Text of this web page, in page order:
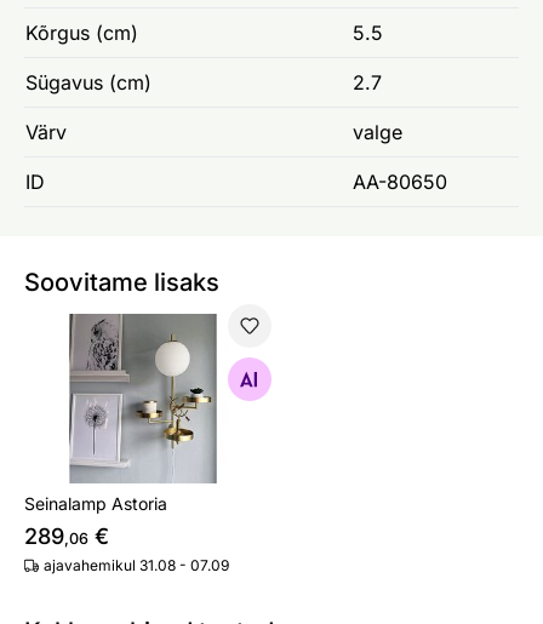
Kõrgus (cm) 5.5
Sügavus (cm) 2.7
Värv valge
ID AA-80650
Soovitame lisaks
Seinalamp Astoria
Otsi sarnaseid
Seinalamp Astoria
289,06 €
ajavahemikul 31.08 - 07.09